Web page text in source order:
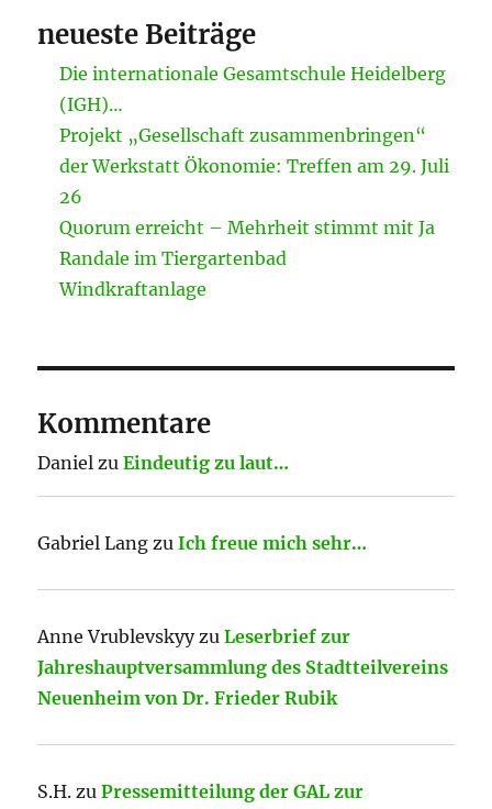
neueste Beiträge
Die internationale Gesamtschule Heidelberg
(IGH)…
Projekt „Gesellschaft zusammenbringen“
der Werkstatt Ökonomie: Treffen am 29. Juli
26
Quorum erreicht – Mehrheit stimmt mit Ja
Randale im Tiergartenbad
Windkraftanlage
Kommentare
Daniel zuEindeutig zu laut…
Gabriel Lang zuIch freue mich sehr…
Anne VrublevskyyzuLeserbrief zur
Jahreshauptversammlung des Stadtteilvereins
Neuenheim von Dr. Frieder Rubik
S.H. zuPressemitteilung der GAL zur